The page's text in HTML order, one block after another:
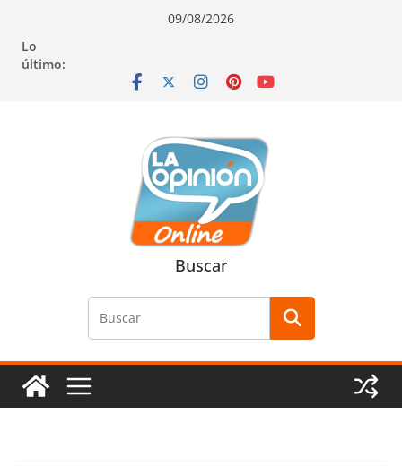
contenido
navegación
contenido
09/08/2026
Lo
último:
Buscar